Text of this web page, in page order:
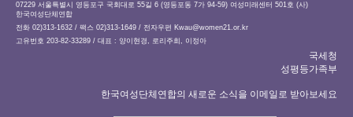
07229 서울특별시 영등포구 국회대로 55길 6 (영등포동 7가 94-59) 여성미래센터 501호 (사)
한국여성단체연합
전화 02)313-1632 / 팩스 02)313-1649 / 전자우편 Kwau@women21.or.kr
고유번호 203-82-33289 / 대표 : 양이현경, 로리주희, 이정아
국세청
성평등가족부
한국여성단체연합의 새로운 소식을 이메일로 받아보세요